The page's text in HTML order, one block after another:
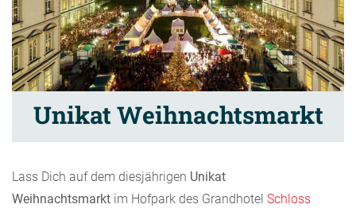
Unikat Weihnachtsmarkt
Lass Dich auf dem diesjährigen Unikat
Weihnachtsmarkt im Hofpark des Grandhotel Schloss